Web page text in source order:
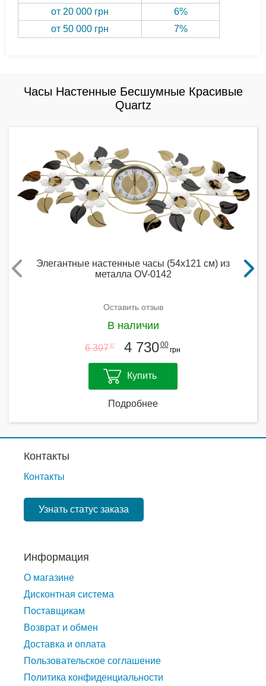
от 20 000 грн
6%
от 50 000 грн
7%
Часы Настенные Бесшумные Красивые
Quartz
Элегантные настенные часы (54х121 см) из
металла OV-0142
Оставить отзыв
В наличии
6 307 67 4 73000
грн
Купить
Подробнее
Контакты
Контакты
Узнать статус заказа
Информация
О магазине
Дисконтная система
Поставщикам
Возврат и обмен
Доставка и оплата
Пользовательское соглашение
Политика конфиденциальности